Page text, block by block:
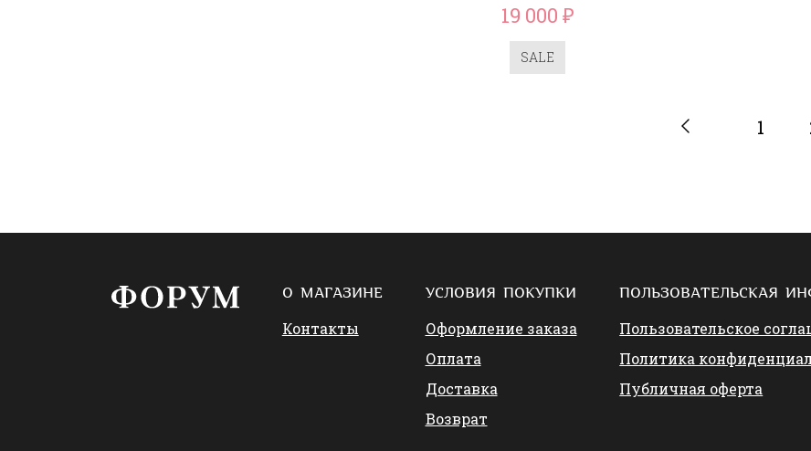
19 000 ₽
SALE
1
О МАГАЗИНЕ
Контакты
УСЛОВИЯ ПОКУПКИ
Оформление заказа
Оплата
Доставка
Возврат
ПОЛЬЗОВАТЕЛЬСКАЯ
Пользовательское
Политика
Публичная оферта